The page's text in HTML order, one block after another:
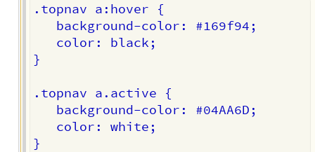
.topnav a:hover {
   background-color: #169f94;
   color: black;
}
.topnav a.active {
   background-color: #04AA6D;
   color: white;